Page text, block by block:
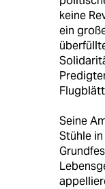
keine
ein
Seine
Stühle